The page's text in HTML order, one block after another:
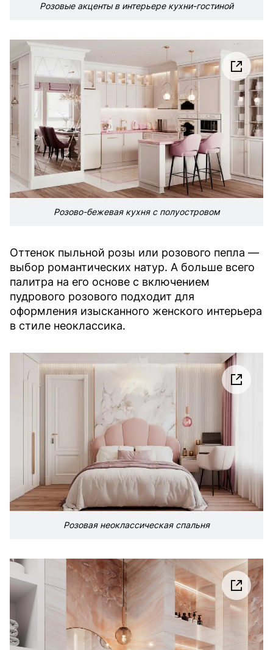
Розовые акценты в интерьере кухни-гостиной
Розово-бежевая кухня с полуостровом
Оттенок пыльной розы или розового пепла —
выбор романтических натур. А больше всего
палитра на его основе с включением
пудрового розового подходит для
оформления изысканного женского интерьера
в стиле неоклассика.
Розовая неоклассическая спальня